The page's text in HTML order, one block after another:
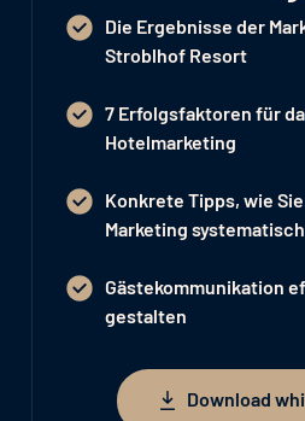
Die Ergebnisse der
Stroblhof Resort
7 Erfolgsfaktoren für
Hotelmarketing
Konkrete Tipps, wie
Marketing
Gästekommunikation
gestalten
Download whitepaper
Download